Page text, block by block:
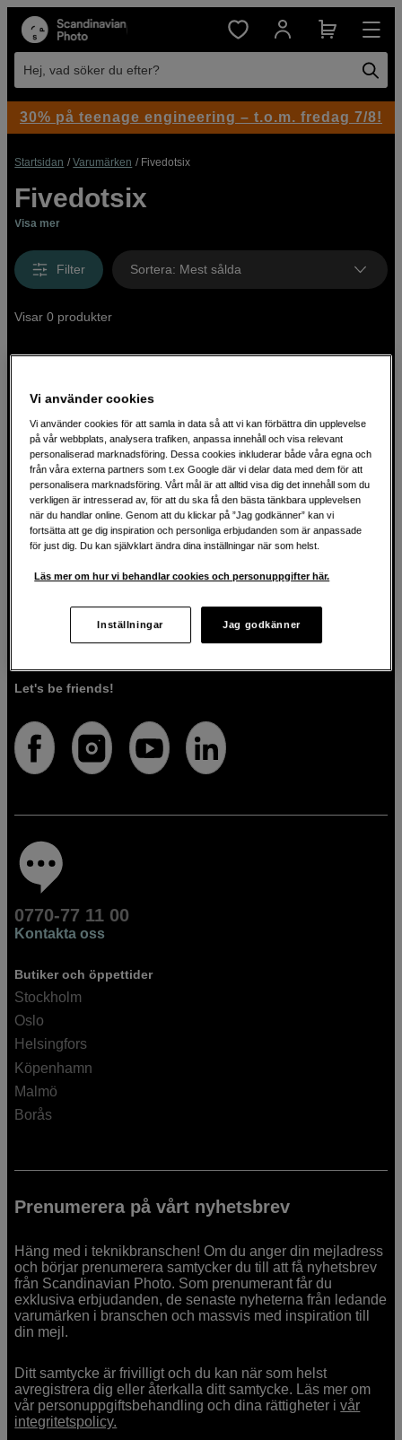
Hej, vad söker du efter?
Startsidan Varumärken Fivedotsix
Fivedotsix
Visa mer
Filter Sortera: Mest sålda
Visar 0 produkter
För kreatören sedan 1982
På Scandinavian Photo har vi i över 40 år hjälpt kreativa
människor att förverkliga sina visioner inom fotografi, ljud,
video, film, musik, konst och teknologi. Vi brinner för både
tekniken och människorna som använder den. Vi vet att
för att guida dig så att du väljer rätt produkter för det du vill
säkerställer vi att du får den utrustning som passar dig
Let's be friends!
0770-77 11 00
Kontakta oss
Butiker och öppettider
Stockholm
Oslo
Helsingfors
Köpenhamn
Malmö
Borås
Prenumerera på vårt nyhetsbrev
Häng med i teknikbranschen! Om du anger din mejladress
och börjar prenumerera samtycker du till att få nyhetsbrev
från Scandinavian Photo. Som prenumerant får du
exklusiva erbjudanden, de senaste nyheterna från ledande
varumärken i branschen och massvis med inspiration till
din mejl.
Ditt samtycke är frivilligt och du kan när som helst
avregistrera dig eller återkalla ditt samtycke. Läs mer om
vår personuppgiftsbehandling och dina rättigheter ivår
integritetspolicy.
30% på teenage engineering – t.o.m. fredag 7/8!
Vi använder cookies
Vi använder cookies för att samla in data så att vi kan förbättra din upplevelse
på vår webbplats, analysera trafiken, anpassa innehåll och visa relevant
personaliserad marknadsföring. Dessa cookies inkluderar både våra egna och
från våra externa partners som t.ex Google där vi delar data med dem för att
personalisera marknadsföring. Vårt mål är att alltid visa dig det innehåll som du
verkligen är intresserad av, för att du ska få den bästa tänkbara upplevelsen
när du handlar online. Genom att du klickar på ”Jag godkänner” kan vi
fortsätta att ge dig inspiration och personliga erbjudanden som är anpassade
för just dig. Du kan självklart ändra dina inställningar när som helst.
Läs mer om hur vi behandlar cookies och personuppgifter här.
Inställningar Jag godkänner